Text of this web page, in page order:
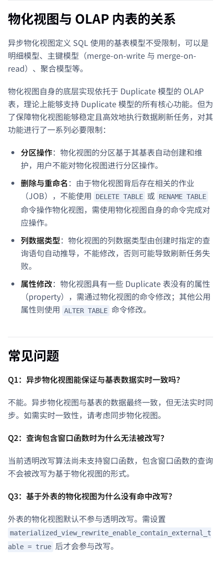
物化视图与 OLAP 内表的关系
异步物化视图定义 SQL 使用的基表模型不受限制，可以是
明细模型、主键模型（merge-on-write 与 merge-on-
read）、聚合模型等。
物化视图自身的底层实现依托于 Duplicate 模型的 OLAP
表，理论上能够支持 Duplicate 模型的所有核心功能。但为
了保障物化视图能够稳定且高效地执行数据刷新任务，对其
功能进行了一系列必要限制：
分区操作：物化视图的分区基于其基表自动创建和维
护，用户不能对物化视图进行分区操作。
删除与重命名 ：由于物化视图背后存在相关的作业
（JOB），不能使用
DELETE TABLE 或 RENAME TABLE
命令操作物化视图，需使用物化视图自身的命令完成对
应操作。
列数据类型：物化视图的列数据类型由创建时指定的查
询语句自动推导，不能修改，否则可能导致刷新任务失
败。
属性修改：物化视图具有一些 Duplicate 表没有的属性
（property），需通过物化视图的命令修改；其他公用
属性则使用 ALTER TABLE 命令修改。
常见问题
Q1：异步物化视图能保证与基表数据实时一致吗？
不能。异步物化视图与基表的数据最终一致，但无法实时同
步。如需实时一致性，请考虑同步物化视图。
Q2：查询包含窗口函数时为什么无法被改写？
当前透明改写算法尚未支持窗口函数，包含窗口函数的查询
不会被改写为基于物化视图的形式。
Q3：基于外表的物化视图为什么没有命中改写？
外表的物化视图默认不参与透明改写。需设置
materialized_view_rewrite_enable_contain_external_t
able = true 后才会参与改写。